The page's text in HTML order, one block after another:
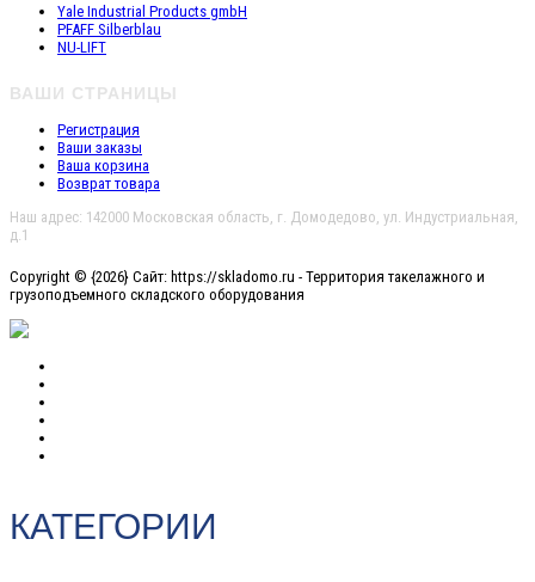
Yale Industrial Products gmbH
PFAFF Silberblau
NU-LIFT
ВАШИ СТРАНИЦЫ
Регистрация
Ваши заказы
Ваша корзина
Возврат товара
Наш адрес: 142000 Московская область, г. Домодедово, ул. Индустриальная,
д.1
Copyright © {2026} Сайт: https://skladomo.ru - Территория такелажного и
грузоподъемного складского оборудования
КАТЕГОРИИ